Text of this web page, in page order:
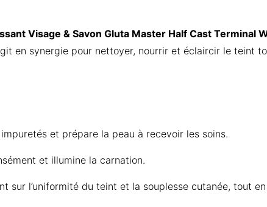
Visage & Savon Gluta Master Half Cast Terminal
en synergie pour nettoyer, nourrir et éclaircir le teint
et prépare la peau à recevoir les soins.
et illumine la carnation.
sur l’uniformité du teint et la souplesse cutanée, tout